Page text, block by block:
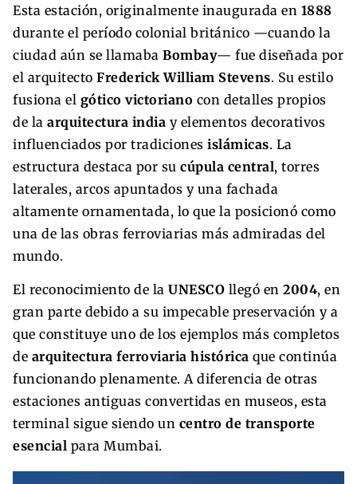
Esta estación, originalmente inaugurada en 1888
durante el período colonial británico —cuando la
ciudad aún se llamaba Bombay— fue diseñada por
el arquitecto Frederick William Stevens. Su estilo
fusiona el gótico victoriano con detalles propios
de la arquitectura india y elementos decorativos
influenciados por tradiciones islámicas. La
estructura destaca por su cúpula central, torres
laterales, arcos apuntados y una fachada
altamente ornamentada, lo que la posicionó como
una de las obras ferroviarias más admiradas del
mundo.
El reconocimiento de la UNESCO llegó en 2004, en
gran parte debido a su impecable preservación y a
que constituye uno de los ejemplos más completos
de arquitectura ferroviaria histórica que continúa
funcionando plenamente. A diferencia de otras
estaciones antiguas convertidas en museos, esta
terminal sigue siendo un centro de transporte
esencial para Mumbai.